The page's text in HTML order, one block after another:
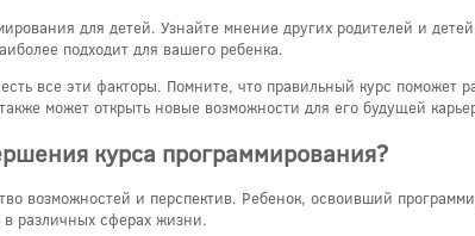
для детей. Узнайте мнение других родителей и
подходит для вашего ребенка.
все эти факторы. Помните, что правильный курс поможет
может открыть новые возможности для его будущей
курса программирования?
возможностей и перспектив. Ребенок, освоивший
различных сферах жизни.